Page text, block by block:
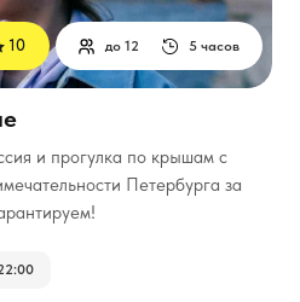
и прогулка по крышам с
Петербурга за
5 часов
до 12
10